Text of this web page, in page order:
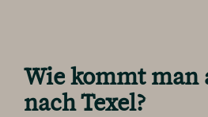
Wie kommt man
nach Texel?